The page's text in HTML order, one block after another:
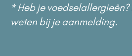
* Heb je voedselallergieën?
weten bij je aanmelding.